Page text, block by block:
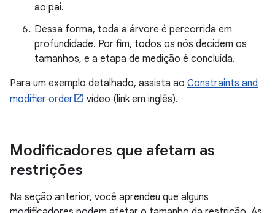
ao pai.
Dessa forma, toda a árvore é percorrida em
profundidade. Por fim, todos os nós decidem os
tamanhos, e a etapa de medição é concluída.
Para um exemplo detalhado, assista ao Constraints and
modifier order
vídeo (link em inglês).
Modificadores que afetam as
restrições
Na seção anterior, você aprendeu que alguns